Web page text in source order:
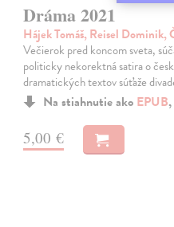
Dráma 2021
Hájek Tomáš, Reisel Dominik,
Večierok pred koncom sveta,
politicky nekorektná satira o
dramatických textov súťaže
Na stiahnutie ako EPUB,
5,00 €